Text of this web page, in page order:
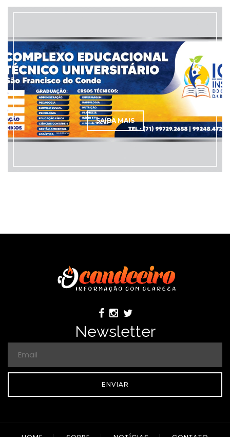
SAÍBA MAIS
Newsletter
ENVIAR